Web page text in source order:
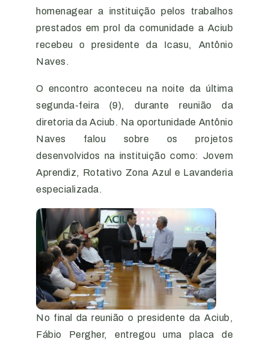
homenagear a instituição pelos trabalhos
prestados em prol da comunidade a Aciub
recebeu o presidente da Icasu, Antônio
Naves.
O encontro aconteceu na noite da última
segunda-feira (9), durante reunião da
diretoria da Aciub. Na oportunidade Antônio
Naves falou sobre os projetos
desenvolvidos na instituição como: Jovem
Aprendiz, Rotativo Zona Azul e Lavanderia
especializada.
No final da reunião o presidente da Aciub,
Fábio Pergher, entregou uma placa de